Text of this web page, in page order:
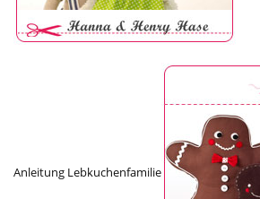
Anleitung Lebkuchenfamilie